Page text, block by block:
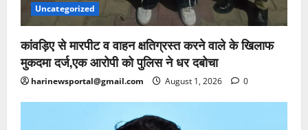
Uncategorized
कांवड़िए से मारपीट व वाहन क्षतिग्रस्त करने वाले के खिलाफ
मुकदमा दर्ज,एक आरोपी को पुलिस ने धर दबोचा
harinewsportal@gmail.com August 1, 2026 0